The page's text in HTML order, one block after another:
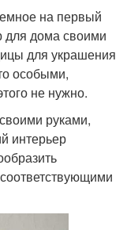
на первый
для дома своими
для украшения
особыми,
не нужно.
руками,
интерьер